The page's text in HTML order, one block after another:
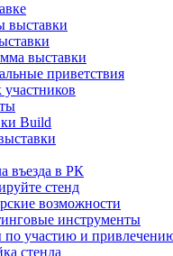
выставки
выставки
приветствия
участников
Build
въезда в РК
стенд
возможности
инструменты
участию и
стенда